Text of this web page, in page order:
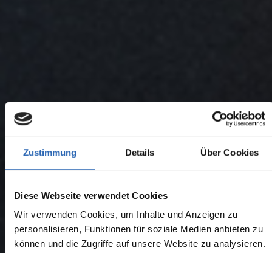
Zustimmung Details Über Cookies
Diese Webseite verwendet Cookies
Wir verwenden Cookies, um Inhalte und Anzeigen zu
personalisieren, Funktionen für soziale Medien anbieten zu
können und die Zugriffe auf unsere Website zu analysieren.